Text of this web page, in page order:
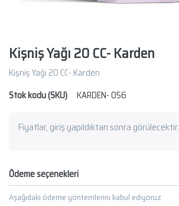
Kişniş Yağı 20 CC- Karden
Kişniş Yağı 20 CC- Karden
Stok kodu (SKU)
KARDEN- 056
Fiyatlar, giriş yapıldıktan sonra görülecektir.
Ödeme seçenekleri
Aşağıdaki ödeme yöntemlerini kabul ediyoruz